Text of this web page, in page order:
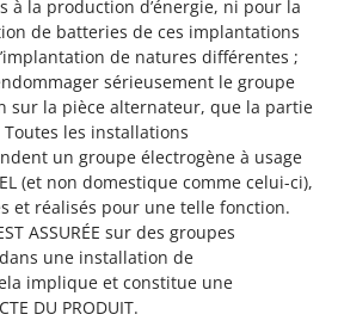
à la production d’énergie, ni pour la
de batteries de ces implantations
de natures différentes ;
sérieusement le groupe
sur la pièce alternateur, que la partie
les installations
un groupe électrogène à usage
(et non domestique comme celui-ci),
et réalisés pour une telle fonction.
ASSURÉE sur des groupes
une installation de
implique et constitue une
DU PRODUIT.